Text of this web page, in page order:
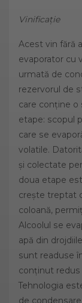
Vinificație
Acest vin fără
evaporator cu
urmată de
rezervorul de
care conține o
etape: scopul
care se
volatile.
și colectate
doua etape
crește treptat
coloană,
Alcoolul se
apă din
sunt readuse
conținut redus
Tehnologia
de